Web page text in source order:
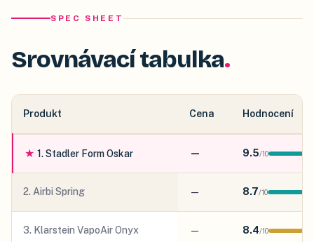
SPEC SHEET
Srovnávací tabulka
Produkt Cena Hodnocení
★ 1.Stadler Form Oskar — 9.5/10
2. Airbi Spring — 8.7/10
3. Klarstein VapoAir Onyx — 8.4/10